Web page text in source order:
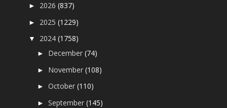
► 2026(837)
► 2025(1229)
▼ 2024(1758)
► December(74)
► November(108)
►October(110)
►September(145)